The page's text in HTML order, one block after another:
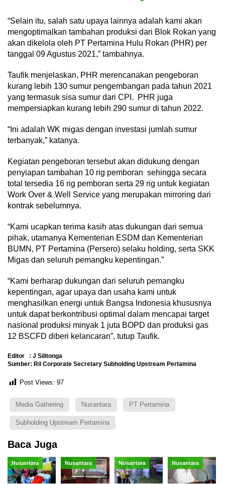
“Selain itu, salah satu upaya lainnya adalah kami akan
mengoptimalkan tambahan produksi dari Blok Rokan yang
akan dikelola oleh PT Pertamina Hulu Rokan (PHR) per
tanggal 09 Agustus 2021,” tambahnya.
Taufik menjelaskan, PHR merencanakan pengeboran
kurang lebih 130 sumur pengembangan pada tahun 2021
yang termasuk sisa sumur dari CPI. PHR juga
mempersiapkan kurang lebih 290 sumur di tahun 2022.
“Ini adalah WK migas dengan investasi jumlah sumur
terbanyak,” katanya.
Kegiatan pengeboran tersebut akan didukung dengan
penyiapan tambahan 10 rig pemboran sehingga secara
total tersedia 16 rig pemboran serta 29 rig untuk kegiatan
Work Over & Well Service yang merupakan mirroring dari
kontrak sebelumnya.
“Kami ucapkan terima kasih atas dukungan dari semua
pihak, utamanya Kementerian ESDM dan Kementerian
BUMN, PT Pertamina (Persero) selaku holding, serta SKK
Migas dan seluruh pemangku kepentingan.”
“Kami berharap dukungan dari seluruh pemangku
kepentingan, agar upaya dan usaha kami untuk
menghasilkan energi untuk Bangsa Indonesia khususnya
untuk dapat berkontribusi optimal dalam mencapai target
nasional produksi minyak 1 juta BOPD dan produksi gas
12 BSCFD diberi kelancaran”, tutup Taufik.
Editor : J Silitonga
Sumber: Ril Corporate Secretary Subholding Upstream Pertamina
Post Views: 97
Media Gathering Nusantara PT Pertamina
Subholding Upstream Pertamina
Baca Juga
Nusantara Nusantara Nusantara Nusantara